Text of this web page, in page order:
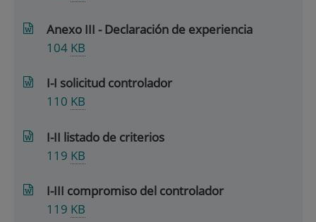
Anexo III - Declaración de experiencia
104 KB
I-I solicitud controlador
110 KB
I-II listado de criterios
119 KB
I-III compromiso del controlador
119 KB